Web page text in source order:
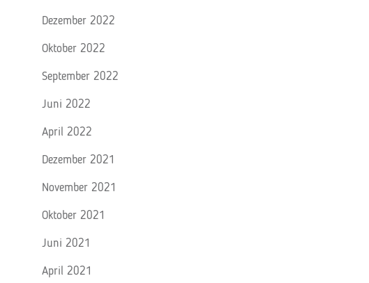
Dezember 2022
Oktober 2022
September 2022
Juni 2022
April 2022
Dezember 2021
November 2021
Oktober 2021
Juni 2021
April 2021